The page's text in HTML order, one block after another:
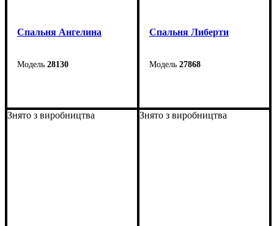
Спальня Ангелина
28130
Спальня Либерти
27868
Знято з виробництва Знято з виробництва